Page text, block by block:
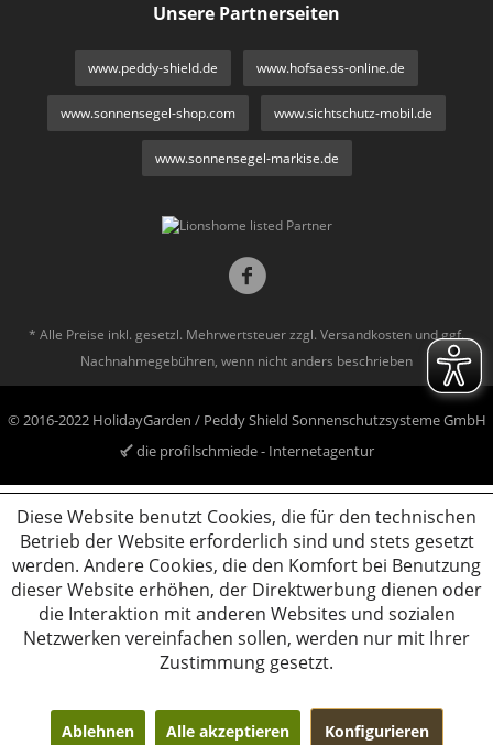
Unsere Partnerseiten
www.peddy-shield.de www.hofsaess-online.de
www.sonnensegel-shop.com www.sichtschutz-mobil.de
www.sonnensegel-markise.de
* Alle Preise inkl. gesetzl. Mehrwertsteuer zzgl. Versandkosten und ggf.
Nachnahmegebühren, wenn nicht anders beschrieben
© 2016-2022 HolidayGarden / Peddy Shield Sonnenschutzsysteme GmbH
die profilschmiede - Internetagentur
Diese Website benutzt Cookies, die für den technischen
Betrieb der Website erforderlich sind und stets gesetzt
werden. Andere Cookies, die den Komfort bei Benutzung
dieser Website erhöhen, der Direktwerbung dienen oder
die Interaktion mit anderen Websites und sozialen
Netzwerken vereinfachen sollen, werden nur mit Ihrer
Zustimmung gesetzt.
Ablehnen Alle akzeptieren Konfigurieren